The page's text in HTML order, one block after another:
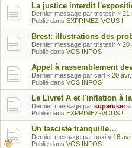
La justice interdit
Dernier message par tristesir « 21
Publié dans EXPRIMEZ-VOUS !
Brest: illustrations des
Dernier message par tristesir « 20
Publié dans VOS INFOS
Appel à rassemblement
Dernier message par carl « 20
Publié dans VOS INFOS
Le Livret A et l'inflation à
Dernier message par superuser«
Publié dans EXPRIMEZ-VOUS !
Un fasciste tranquille…
Dernier message par auxi « 16
Publié dans VOS INFOS